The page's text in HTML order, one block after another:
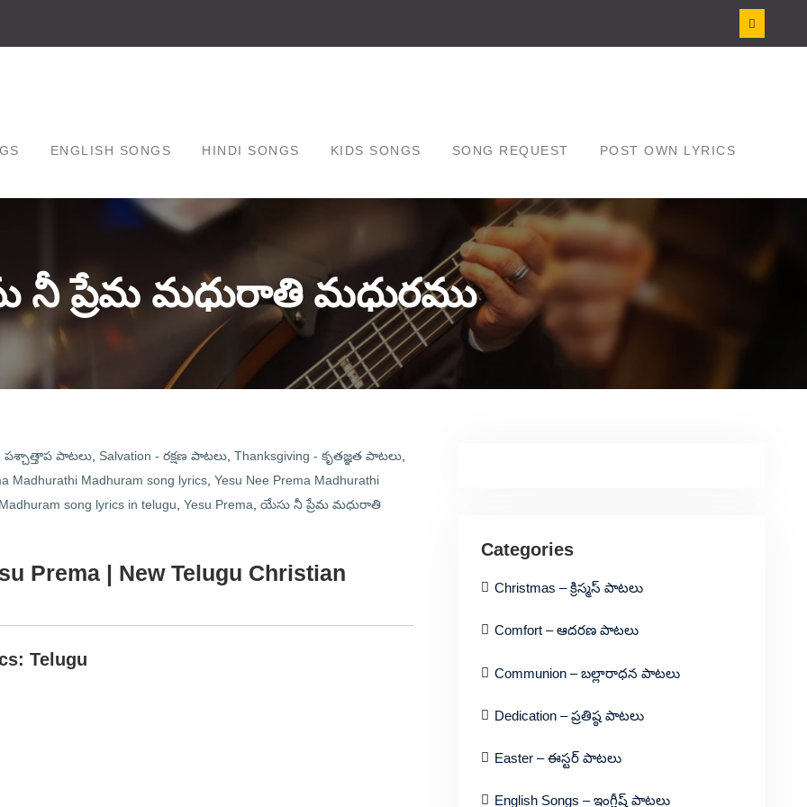
ENGLISH SONGS HINDI SONGS KIDS SONGS SONG REQUEST POST OWN LYRICS
నీ ప్రేమ మధురాతి మధురము
పశ్చాత్తాప పాటలు Salvation - రక్షణ పాటలు Thanksgiving - కృతజ్ఞత పాటలు
Madhurathi Madhuram song lyrics Yesu Nee Prema Madhurathi
song lyrics in telugu Yesu Prema యేసు నీ ప్రేమ మధురాతి
Prema | New Telugu Christian
Telugu
Categories
Christmas – క్రిస్మస్ పాటలు
Comfort – ఆదరణ పాటలు
Communion – బల్లారాధన పాటలు
Dedication – ప్రతిష్ఠ పాటలు
Easter – ఈస్టర్ పాటలు
English Songs – ఇంగ్లీష్ పాటలు